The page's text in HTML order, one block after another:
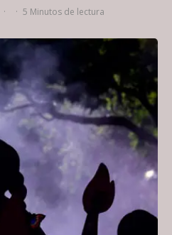
· · 5 Minutos de lectura